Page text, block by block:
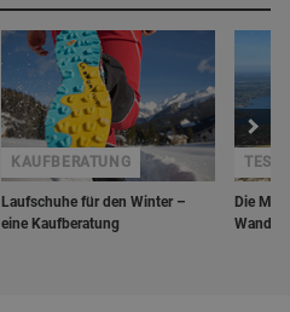
Laufschuhe für den Winter –
eine Kaufberatung
KAUFBERATUNG
Die